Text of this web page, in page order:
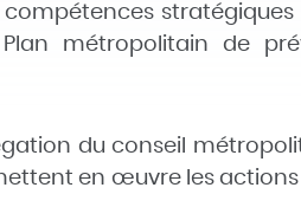
métropolitain de
du conseil
en œuvre les